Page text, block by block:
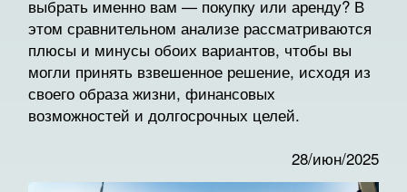
выбрать именно вам — покупку или аренду? В
этом сравнительном анализе рассматриваются
плюсы и минусы обоих вариантов, чтобы вы
могли принять взвешенное решение, исходя из
своего образа жизни, финансовых
возможностей и долгосрочных целей.
28/июн/2025